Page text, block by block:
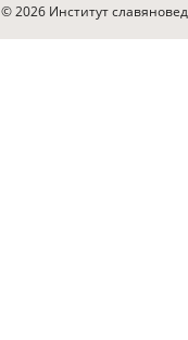
© 2026 Институт